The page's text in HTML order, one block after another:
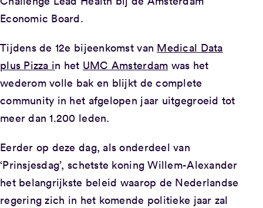
Economic Board.
Tijdens de 12e bijeenkomst van Medical Data
plus Pizza in het UMC Amsterdam was het
wederom volle bak en blijkt de complete
community in het afgelopen jaar uitgegroeid tot
meer dan 1.200 leden.
Eerder op deze dag, als onderdeel van
‘Prinsjesdag’, schetste koning Willem-Alexander
het belangrijkste beleid waarop de Nederlandse
regering zich in het komende politieke jaar zal